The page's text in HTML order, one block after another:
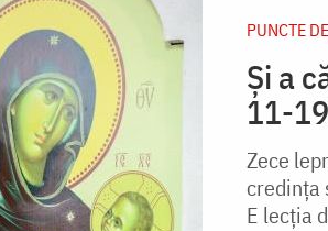
PUNCTE
Și a
11-
Zece
credința
E lecția